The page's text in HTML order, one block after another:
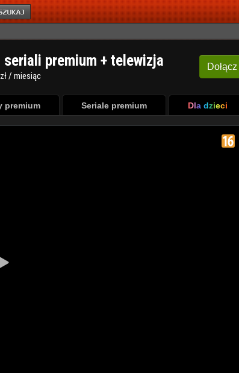
Dołącz
premium + telewizja
/ miesiąc
premium Seriale premium Dla dzieci